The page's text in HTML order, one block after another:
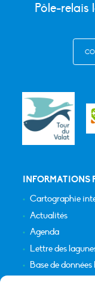
Pôle-relais
INFORMATIONS
Cartographie
Actualités
Agenda
Lettre des
Base de